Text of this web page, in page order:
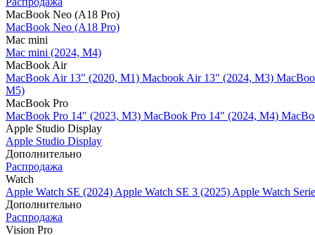
MacBook Neo (A18 Pro)
MacBook Neo (A18 Pro)
Mac mini
Mac mini (2024, M4)
MacBook Air
MacBook Air 13" (2020, M1) Macbook Air 13" (2024, M3)
M5)
MacBook Pro
MacBook Pro 14" (2023, M3) MacBook Pro 14″ (2024, M4)
Apple Studio Display
Apple Studio Display
Дополнительно
Распродажа
Watch
Apple Watch SE (2024) Apple Watch SE 3 (2025) Apple Watch
Дополнительно
Распродажа
Vision Pro